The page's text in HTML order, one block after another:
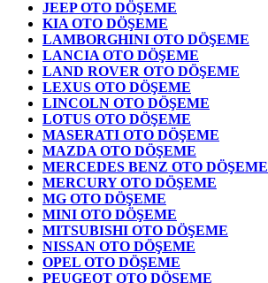
JEEP OTO DÖŞEME
KIA OTO DÖŞEME
LAMBORGHINI OTO DÖŞEME
LANCIA OTO DÖŞEME
LAND ROVER OTO DÖŞEME
LEXUS OTO DÖŞEME
LINCOLN OTO DÖŞEME
LOTUS OTO DÖŞEME
MASERATI OTO DÖŞEME
MAZDA OTO DÖŞEME
MERCEDES BENZ OTO DÖŞEME
MERCURY OTO DÖŞEME
MG OTO DÖŞEME
MINI OTO DÖŞEME
MITSUBISHI OTO DÖŞEME
NISSAN OTO DÖŞEME
OPEL OTO DÖŞEME
PEUGEOT OTO DÖŞEME